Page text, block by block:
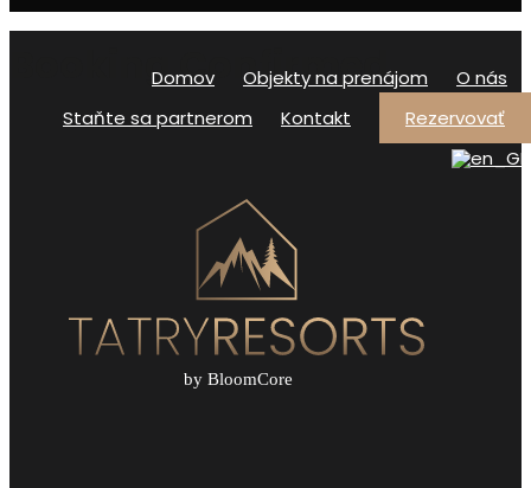
Domov Objekty na prenájom
O nás
Staňte sa partnerom
Kontakt Rezervovať
Booking Confirmed